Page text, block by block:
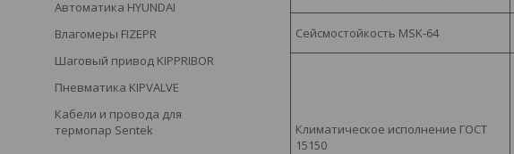
Сейсмостойкость MSK-64
Климатическое исполнение ГОСТ
15150
Автоматика HYUNDAI
Влагомеры FIZEPR
Шаговый привод KIPPRIBOR
Пневматика KIPVALVE
Кабели и провода для
термопар Sentek